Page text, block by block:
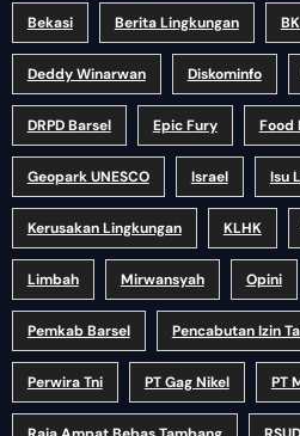
Bekasi Berita Lingkungan
Deddy Winarwan Diskominfo
DRPD Barsel Epic Fury Food
Geopark UNESCO Israel Isu
Kerusakan Lingkungan KLHK
Limbah Mirwansyah Opini
Pemkab Barsel Pencabutan Izin
Perwira Tni PT Gag Nikel PT